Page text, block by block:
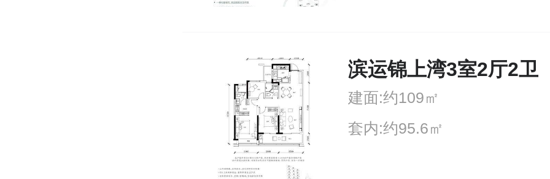
滨运锦上湾3室2厅2卫
建面:约109㎡
套内:约95.6㎡